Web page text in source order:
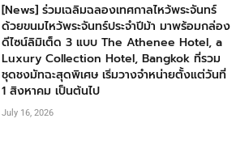
[News] ร่วมเฉลิมฉลองเทศกาลไหว้พระจันทร์
ด้วยขนมไหว้พระจันทร์ประจำปีม้า มาพร้อมกล่อง
ดีไซน์ลิมิเต็ด 3 แบบ The Athenee Hotel, a
Luxury Collection Hotel, Bangkok ที่รวม
ชุดชงมัทฉะสุดพิเศษ เริ่มวางจำหน่ายตั้งแต่วันที่
1 สิงหาคม เป็นต้นไป
July 16, 2026